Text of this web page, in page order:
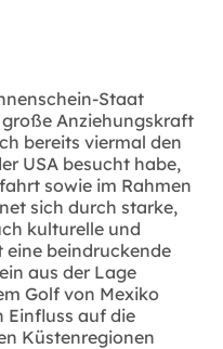
Staat
Anziehungskraft
bereits viermal den
USA besucht habe,
sowie im Rahmen
sich durch starke,
kulturelle und
beindruckende
aus der Lage
Golf von Mexiko
Einfluss auf die
Küstenregionen